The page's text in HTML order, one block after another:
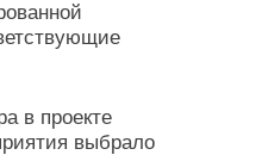
в проекте
выбрало